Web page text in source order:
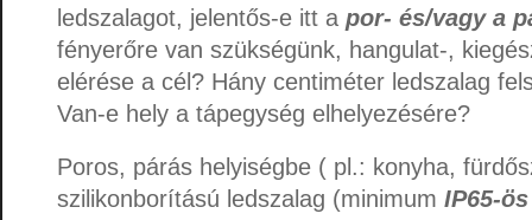
ledszalagot, jelentős-e itt a por- és/vagy a
fényerőre van szükségünk, hangulat-,
elérése a cél? Hány centiméter ledszalag
Van-e hely a tápegység elhelyezésére?
Poros, párás helyiségbe ( pl.: konyha,
szilikonborítású ledszalag (minimum IP65-